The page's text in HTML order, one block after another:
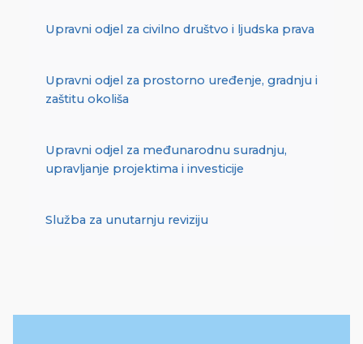
Upravni odjel za civilno društvo i ljudska prava
Upravni odjel za prostorno uređenje, gradnju i
zaštitu okoliša
Upravni odjel za međunarodnu suradnju,
upravljanje projektima i investicije
Služba za unutarnju reviziju